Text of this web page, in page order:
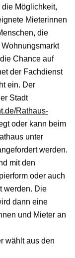
Möglichkeit,
Mieterinnen
die
Chance auf
der Fachdienst
ein. Der
Stadt
Rathaus-
oder kann beim
unter
werden.
mit den
oder auch
werden. Die
dann eine
und Mieter an
wählt aus den